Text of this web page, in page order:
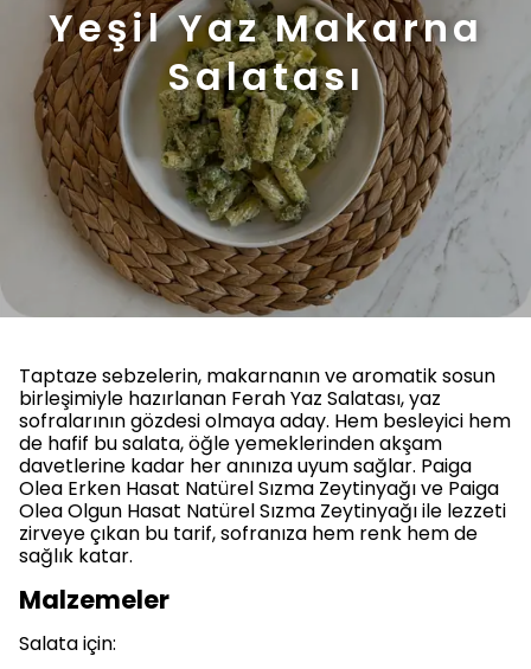
Yeşil Yaz Makarna
Salatası
Taptaze sebzelerin, makarnanın ve aromatik sosun
birleşimiyle hazırlanan Ferah Yaz Salatası, yaz
sofralarının gözdesi olmaya aday. Hem besleyici hem
de hafif bu salata, öğle yemeklerinden akşam
davetlerine kadar her anınıza uyum sağlar. Paiga
Olea Erken Hasat Natürel Sızma Zeytinyağı ve Paiga
Olea Olgun Hasat Natürel Sızma Zeytinyağı ile lezzeti
zirveye çıkan bu tarif, sofranıza hem renk hem de
sağlık katar.
Malzemeler
Salata için: